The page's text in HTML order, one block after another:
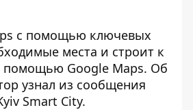
с помощью ключевых
места и строит к
Google Maps. Об
узнал из сообщения
Smart City.